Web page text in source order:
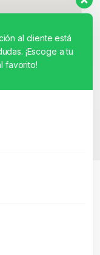
- TECNIT TU TIENDA
al cliente está
¡Escoge a tu
favorito!